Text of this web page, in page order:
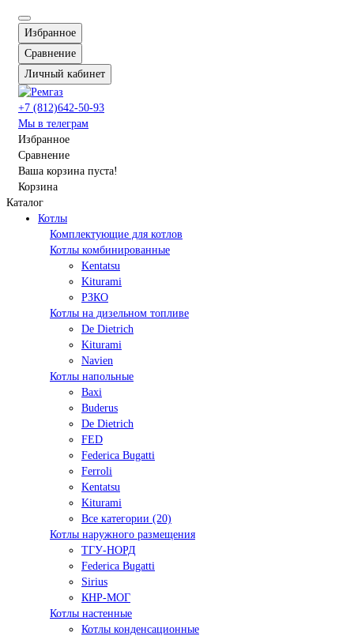
Избранное
Сравнение
Личный кабинет
+7 (812)642-50-93
Мы в телеграм
Избранное
Сравнение
Ваша корзина пуста!
Корзина
Каталог
Котлы
Комплектующие для котлов
Котлы комбинированные
Kentatsu
Kiturami
РЗКО
Котлы на дизельном топливе
De Dietrich
Kiturami
Navien
Котлы напольные
Baxi
Buderus
De Dietrich
FED
Federica Bugatti
Ferroli
Kentatsu
Kiturami
Все категории (20)
Котлы наружного размещения
ТГУ-НОРД
Federica Bugatti
Sirius
КНР-МОГ
Котлы настенные
Котлы конденсационные